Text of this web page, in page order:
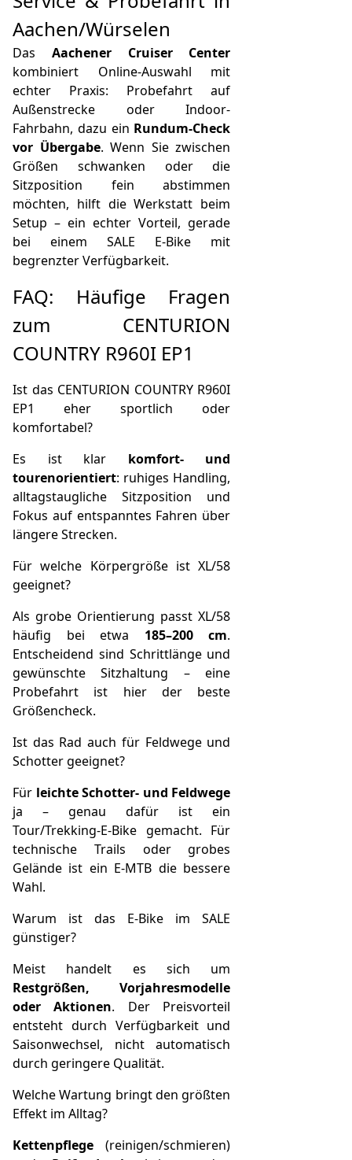
Aachen/Würselen
Das Aachener Cruiser Center
kombiniert Online-Auswahl mit
echter Praxis: Probefahrt auf
Außenstrecke oder Indoor-
Fahrbahn, dazu ein Rundum-Check
vor Übergabe. Wenn Sie zwischen
Größen schwanken oder die
Sitzposition fein abstimmen
möchten, hilft die Werkstatt beim
Setup – ein echter Vorteil, gerade
bei einem SALE E-Bike mit
begrenzter Verfügbarkeit.
FAQ: Häufige Fragen
zum CENTURION
COUNTRY R960I EP1
Ist das CENTURION COUNTRY R960I
EP1 eher sportlich oder
komfortabel?
Es ist klar komfort- und
tourenorientiert: ruhiges Handling,
alltagstaugliche Sitzposition und
Fokus auf entspanntes Fahren über
längere Strecken.
Für welche Körpergröße ist XL/58
geeignet?
Als grobe Orientierung passt XL/58
häufig bei etwa 185–200 cm.
Entscheidend sind Schrittlänge und
gewünschte Sitzhaltung – eine
Probefahrt ist hier der beste
Größencheck.
Ist das Rad auch für Feldwege und
Schotter geeignet?
Für leichte Schotter- und Feldwege
ja – genau dafür ist ein
Tour/Trekking-E-Bike gemacht. Für
technische Trails oder grobes
Gelände ist ein E-MTB die bessere
Wahl.
Warum ist das E-Bike im SALE
günstiger?
Meist handelt es sich um
Restgrößen, Vorjahresmodelle
oder Aktionen. Der Preisvorteil
entsteht durch Verfügbarkeit und
Saisonwechsel, nicht automatisch
durch geringere Qualität.
Welche Wartung bringt den größten
Effekt im Alltag?
Kettenpflege (reinigen/schmieren)